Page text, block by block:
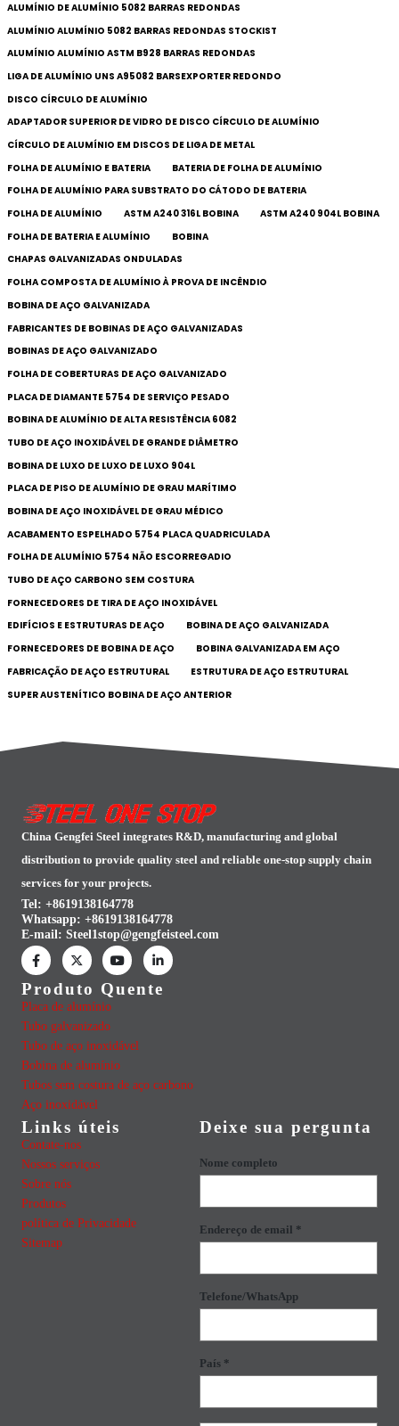
ALUMÍNIO DE ALUMÍNIO 5082 BARRAS REDONDAS
ALUMÍNIO ALUMÍNIO 5082 BARRAS REDONDAS STOCKIST
ALUMÍNIO ALUMÍNIO ASTM B928 BARRAS REDONDAS
LIGA DE ALUMÍNIO UNS A95082 BARSEXPORTER REDONDO
DISCO CÍRCULO DE ALUMÍNIO
ADAPTADOR SUPERIOR DE VIDRO DE DISCO CÍRCULO DE ALUMÍNIO
CÍRCULO DE ALUMÍNIO EM DISCOS DE LIGA DE METAL
FOLHA DE ALUMÍNIO E BATERIA
BATERIA DE FOLHA DE ALUMÍNIO
FOLHA DE ALUMÍNIO PARA SUBSTRATO DO CÁTODO DE BATERIA
FOLHA DE ALUMÍNIO
ASTM A240 316L BOBINA
ASTM A240 904L BOBINA
FOLHA DE BATERIA E ALUMÍNIO
BOBINA
CHAPAS GALVANIZADAS ONDULADAS
FOLHA COMPOSTA DE ALUMÍNIO À PROVA DE INCÊNDIO
BOBINA DE AÇO GALVANIZADA
FABRICANTES DE BOBINAS DE AÇO GALVANIZADAS
BOBINAS DE AÇO GALVANIZADO
FOLHA DE COBERTURAS DE AÇO GALVANIZADO
PLACA DE DIAMANTE 5754 DE SERVIÇO PESADO
BOBINA DE ALUMÍNIO DE ALTA RESISTÊNCIA 6082
TUBO DE AÇO INOXIDÁVEL DE GRANDE DIÂMETRO
BOBINA DE LUXO DE LUXO DE LUXO 904L
PLACA DE PISO DE ALUMÍNIO DE GRAU MARÍTIMO
BOBINA DE AÇO INOXIDÁVEL DE GRAU MÉDICO
ACABAMENTO ESPELHADO 5754 PLACA QUADRICULADA
FOLHA DE ALUMÍNIO 5754 NÃO ESCORREGADIO
TUBO DE AÇO CARBONO SEM COSTURA
FORNECEDORES DE TIRA DE AÇO INOXIDÁVEL
EDIFÍCIOS E ESTRUTURAS DE AÇO
BOBINA DE AÇO GALVANIZADA
FORNECEDORES DE BOBINA DE AÇO
BOBINA GALVANIZADA EM AÇO
FABRICAÇÃO DE AÇO ESTRUTURAL
ESTRUTURA DE AÇO ESTRUTURAL
SUPER AUSTENÍTICO BOBINA DE AÇO ANTERIOR
China Gengfei Steel integrates R&D, manufacturing and global
distribution to provide quality steel and reliable one-stop supply chain
services for your projects.
Tel: +8619138164778
Whatsapp: +8619138164778
E-mail: Steel1stop@gengfeisteel.com
Produto Quente
Placa de alumínio
Tubo galvanizado
Tubo de aço inoxidável
Bobina de alumínio
Tubos sem costura de aço carbono
Aço inoxidável
Links úteis
Contate-nos
Nossos serviços
Sobre nós
Produtos
política de Privacidade
Sitemap
Deixe sua pergunta
Nome completo
Endereço de email *
Telefone/WhatsApp
País *